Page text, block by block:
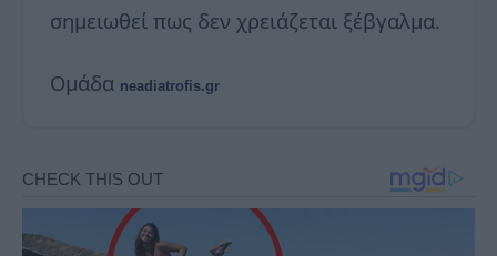
σημειωθεί πως δεν χρειάζεται ξέβγαλμα.
Ομάδα neadiatrofis.gr